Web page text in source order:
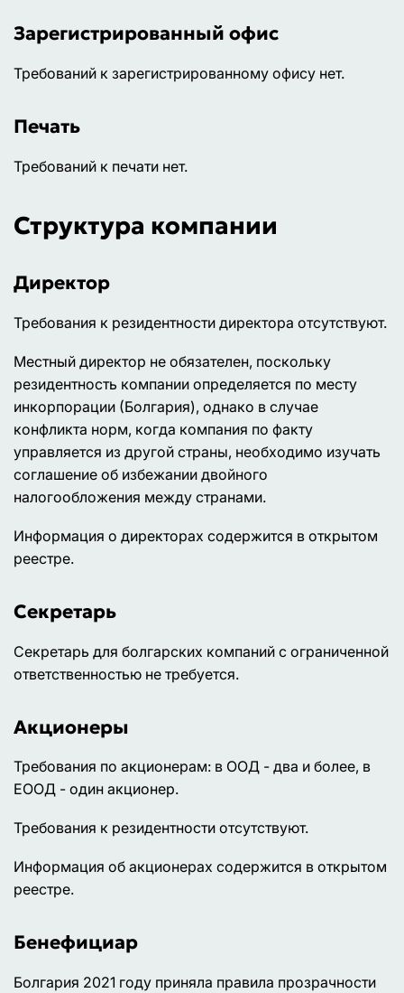
Зарегистрированный офис
Требований к зарегистрированному офису нет.
Печать
Требований к печати нет.
Структура компании
Директор
Требования к резидентности директора отсутствуют.
Местный директор не обязателен, поскольку
резидентность компании определяется по месту
инкорпорации (Болгария), однако в случае
конфликта норм, когда компания по факту
управляется из другой страны, необходимо изучать
соглашение об избежании двойного
налогообложения между странами.
Информация о директорах содержится в открытом
реестре.
Секретарь
Секретарь для болгарских компаний с ограниченной
ответственностью не требуется.
Акционеры
Требования по акционерам: в ООД - два и более, в
ЕООД - один акционер.
Требования к резидентности отсутствуют.
Информация об акционерах содержится в открытом
реестре.
Бенефициар
Болгария 2021 году приняла правила прозрачности